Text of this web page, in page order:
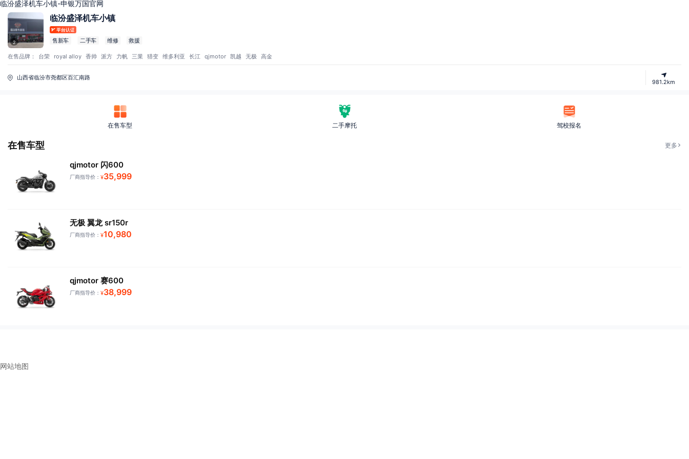
临汾盛泽机车小镇-申银万国官网
2
临汾盛泽机车小镇
售新车 二手车 维修 救援
在售品牌： 台荣 royal alloy 香帅 派方 力帆 三業 猎变 维多利亚 长江 qjmotor 凯越 无极 高金
山西省临汾市尧都区百汇南路
981.2km
在售车型 二手摩托 驾校报名
在售车型 更多
qjmotor 闪600
厂商指导价： ¥35,999
无极 翼龙 sr150r
厂商指导价： ¥10,980
qjmotor 赛600
厂商指导价： ¥38,999
网站地图